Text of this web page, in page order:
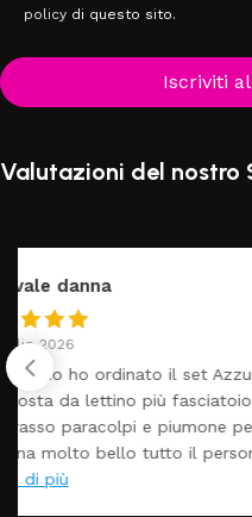
policy di questo sito.
Iscriviti
Valutazioni del nostro
Tutti
arrivato ben
Prezzo ottimi